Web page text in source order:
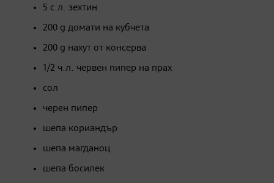
5 с.л. зехтин
200 g домати на кубчета
200 g нахут от консерва
1/2 ч.л. червен пипер на прах
сол
черен пипер
шепа кориандър
шепа магданоц
шепа босилек